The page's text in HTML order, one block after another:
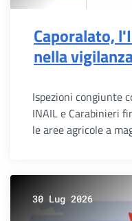
Caporalato,
nella
Ispezioni congiunte
INAIL e Carabinieri
le aree agricole a
30 Lug 2026